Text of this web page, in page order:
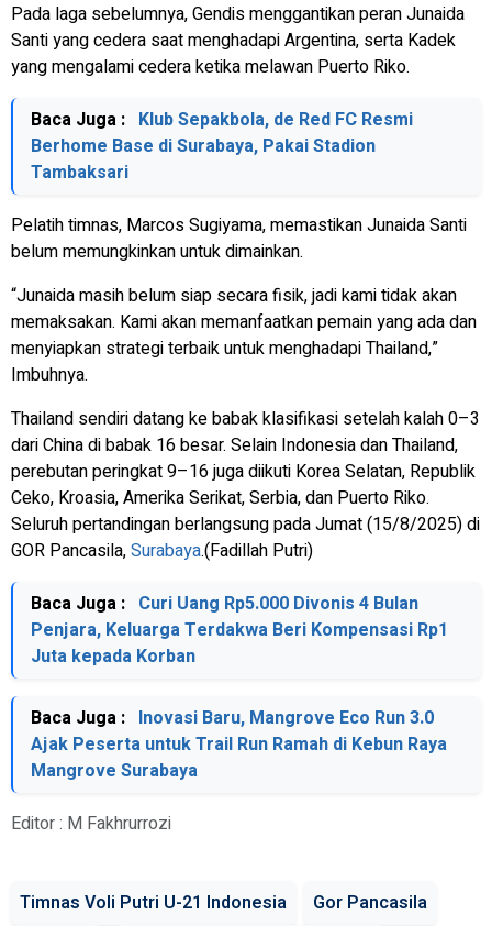
Pada laga sebelumnya, Gendis menggantikan peran Junaida
Santi yang cedera saat menghadapi Argentina, serta Kadek
yang mengalami cedera ketika melawan Puerto Riko.
Baca Juga : Klub Sepakbola, de Red FC Resmi
Berhome Base di Surabaya, Pakai Stadion
Tambaksari
Pelatih timnas, Marcos Sugiyama, memastikan Junaida Santi
belum memungkinkan untuk dimainkan.
“Junaida masih belum siap secara fisik, jadi kami tidak akan
memaksakan. Kami akan memanfaatkan pemain yang ada dan
menyiapkan strategi terbaik untuk menghadapi Thailand,”
Imbuhnya.
Thailand sendiri datang ke babak klasifikasi setelah kalah 0–3
dari China di babak 16 besar. Selain Indonesia dan Thailand,
perebutan peringkat 9–16 juga diikuti Korea Selatan, Republik
Ceko, Kroasia, Amerika Serikat, Serbia, dan Puerto Riko.
Seluruh pertandingan berlangsung pada Jumat (15/8/2025) di
GOR Pancasila,Surabaya.(Fadillah Putri)
Baca Juga : Curi Uang Rp5.000 Divonis 4 Bulan
Penjara, Keluarga Terdakwa Beri Kompensasi Rp1
Juta kepada Korban
Baca Juga : Inovasi Baru, Mangrove Eco Run 3.0
Ajak Peserta untuk Trail Run Ramah di Kebun Raya
Mangrove Surabaya
Editor : M Fakhrurrozi
Timnas Voli Putri U-21 Indonesia Gor Pancasila